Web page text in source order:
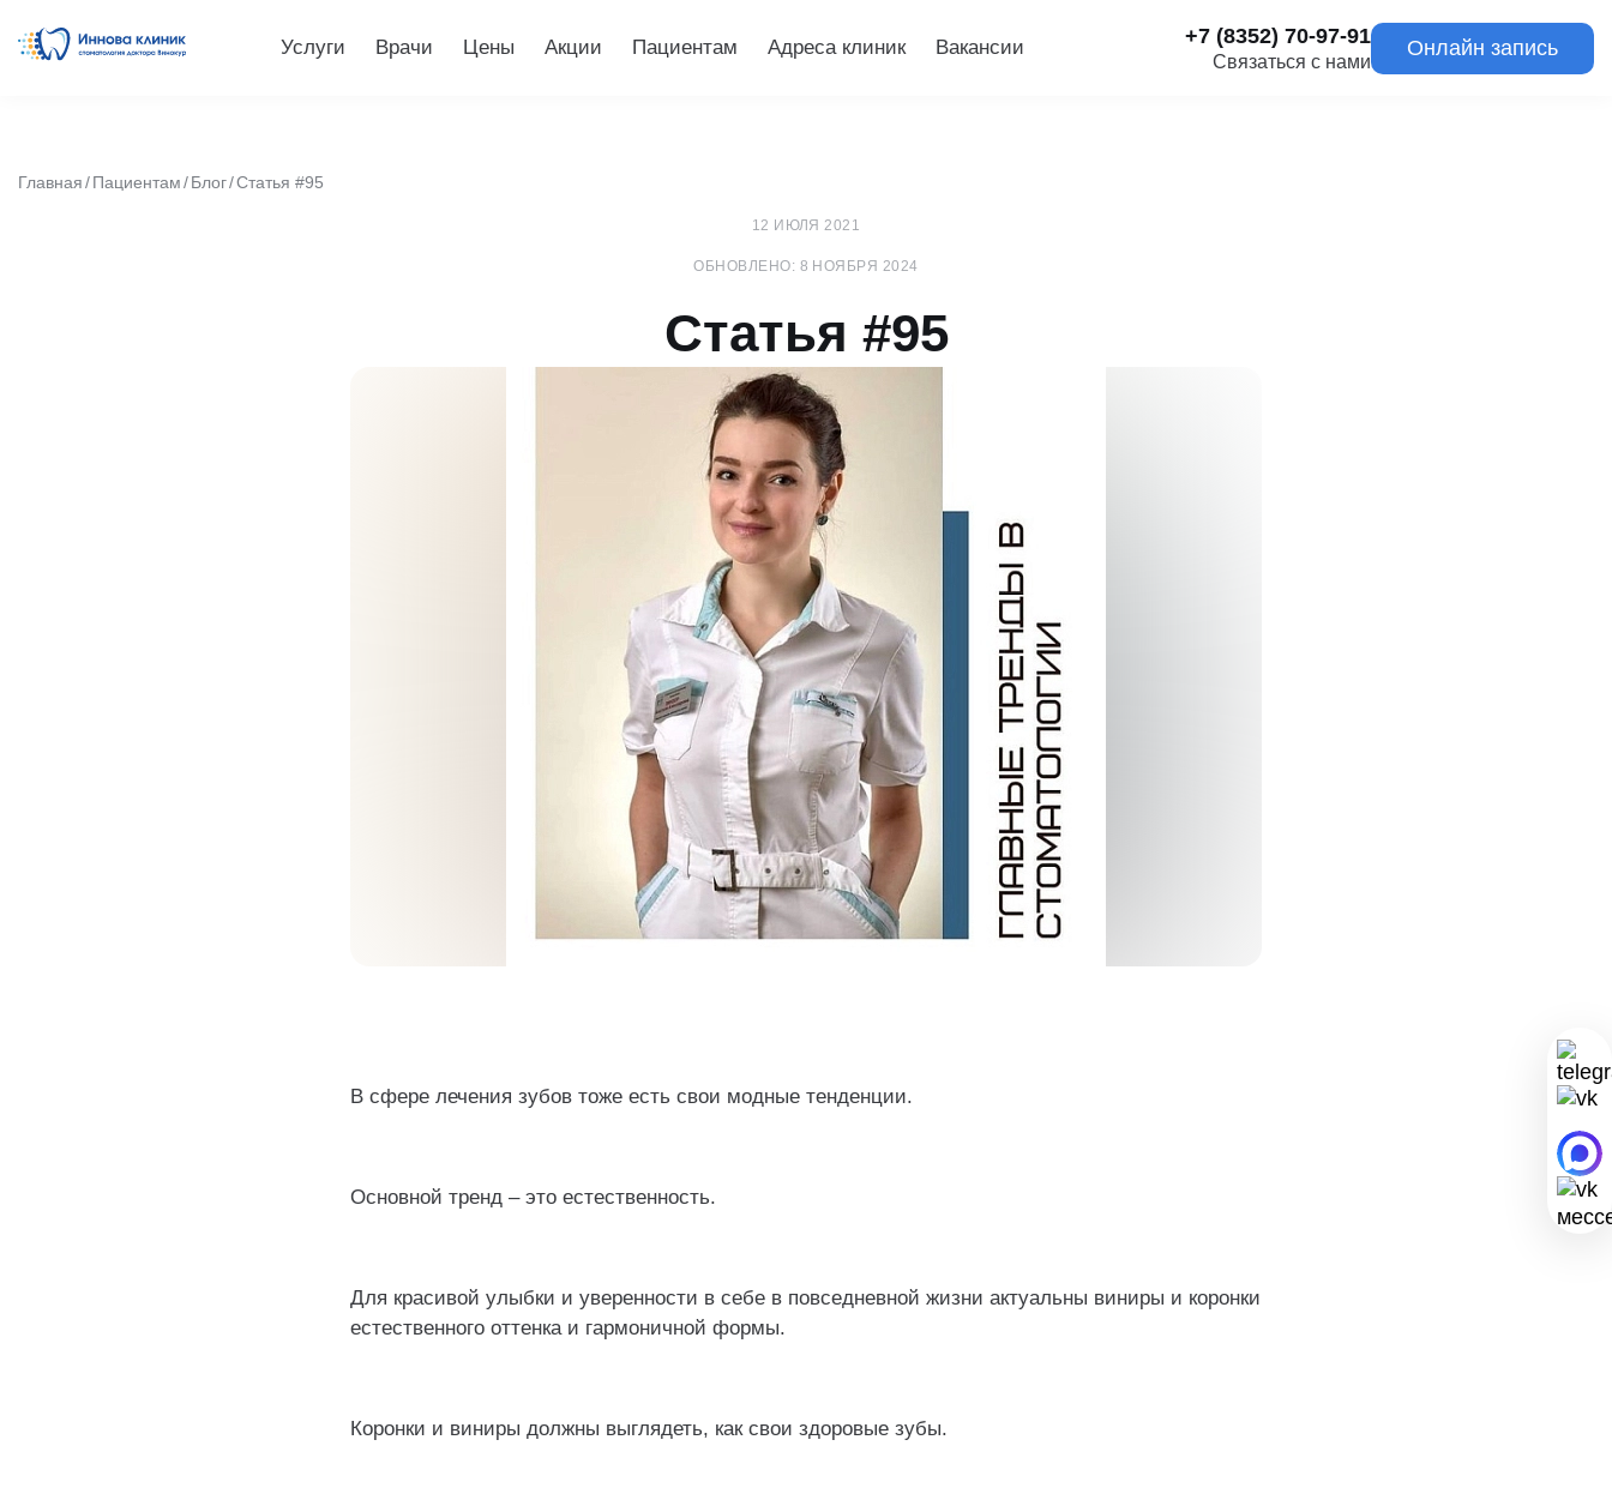
Услуги Врачи Цены Акции Пациентам Адреса клиник Вакансии +7 (8352) 70-97-91
Связаться с нами
Онлайн запись
Главная Пациентам Блог Статья #95
12 ИЮЛЯ 2021
ОБНОВЛЕНО: 8 НОЯБРЯ 2024
Статья #95
В сфере лечения зубов тоже есть свои модные тенденции.
Основной тренд – это естественность.
Для красивой улыбки и уверенности в себе в повседневной жизни актуальны виниры и коронки
естественного оттенка и гармоничной формы.
Коронки и виниры должны выглядеть, как свои здоровые зубы.